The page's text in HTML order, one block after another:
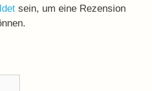
sein, um eine Rezension